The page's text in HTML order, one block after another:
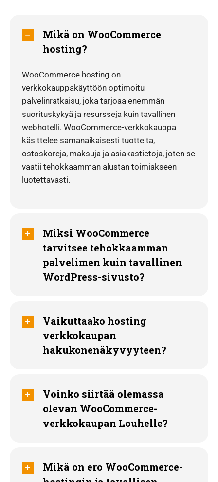
Mikä on WooCommerce
hosting?
WooCommerce hosting on
verkkokauppakäyttöön optimoitu
palvelinratkaisu, joka tarjoaa enemmän
suorituskykyä ja resursseja kuin tavallinen
webhotelli. WooCommerce-verkkokauppa
käsittelee samanaikaisesti tuotteita,
ostoskoreja, maksuja ja asiakastietoja, joten se
vaatii tehokkaamman alustan toimiakseen
luotettavasti.
Miksi WooCommerce
tarvitsee tehokkaamman
palvelimen kuin tavallinen
WordPress-sivusto?
Vaikuttaako hosting
verkkokaupan
hakukonenäkyvyyteen?
Voinko siirtää olemassa
olevan WooCommerce-
verkkokaupan Louhelle?
Mikä on ero WooCommerce-